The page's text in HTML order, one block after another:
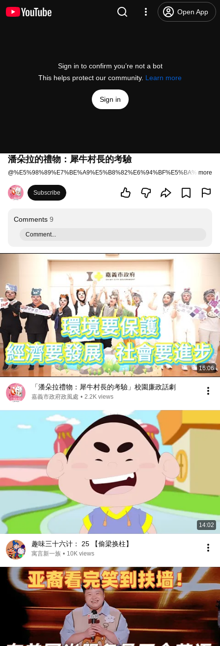
Open App
Sign in to confirm you’re not a bot
This helps protect our community. Learn more
Sign in
潘朵拉的禮物：犀牛村長的考驗
@ more
Subscribe
Comments 9
Comment...
16:06
「潘朵拉禮物：犀牛村長的考驗」校園廉政話劇
嘉義市政府政風處 • 2.2K views
14:02
趣味三十六计： 25 【偷梁换柱】
寓言新一族 • 10K views